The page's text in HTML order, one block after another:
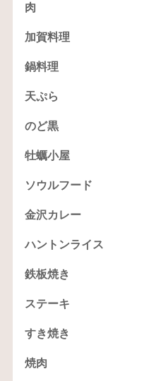
肉
加賀料理
鍋料理
天ぷら
のど黒
牡蠣小屋
ソウルフード
金沢カレー
ハントンライス
鉄板焼き
ステーキ
すき焼き
焼肉